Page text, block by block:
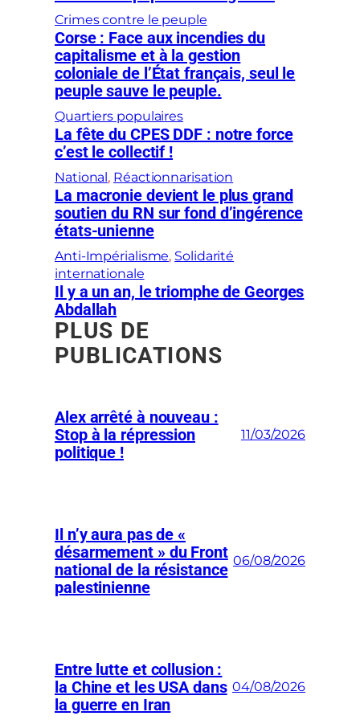
Crimes contre le peuple
Corse : Face aux incendies du
capitalisme et à la gestion
coloniale de l’État français, seul le
peuple sauve le peuple.
Quartiers populaires
La fête du CPES DDF : notre force
c’est le collectif !
National, Réactionnarisation
La macronie devient le plus grand
soutien du RN sur fond d’ingérence
états-unienne
Anti-Impérialisme, Solidarité
internationale
Il y a un an, le triomphe de Georges
Abdallah
PLUS DE
PUBLICATIONS
Alex arrêté à nouveau :
Stop à la répression
politique !
11/03/2026
Il n’y aura pas de «
désarmement » du Front
national de la résistance
palestinienne
06/08/2026
Entre lutte et collusion :
la Chine et les USA dans
la guerre en Iran
04/08/2026